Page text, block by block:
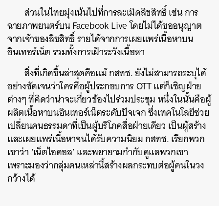
ส่วนในไทยมุ่งเน้นไปที่การละเมิดลิขสิทธิ์ เช่น การ
ฉายภาพยนตร์บน Facebook Live โดยไม่ได้ขออนุญาต
จากเจ้าของลิขสิทธิ์ รายได้จากการเผยแพร่เนื้อหาบน
อินเทอร์เน็ต รวมทั้งการเฝ้าระวังเนื้อหา
สิ่งที่เกิดขึ้นล่าสุดคือแม้ กสทช. ยังไม่สามารถระบุได้
อย่างชัดเจนว่าใครคือผู้ประกอบการ OTT แต่ก็เชิญฝ่าย
ต่างๆ ที่คิดว่าน่าจะเกี่ยวข้องไปร่วมประชุม หนึ่งในนั้นคือผู้
ผลิตเนื้อหาบนอินเทอร์เน็ตระดับปัจเจก ซึ่งเทคโนโลยีช่วย
เปลี่ยนคนธรรมดาที่เป็นผู้บริโภคสื่อฝ่ายเดียว เป็นผู้สร้าง
และเผยแพร่เนื้อหาจนได้รับความนิยม กสทช. เรียกพวก
เขาว่า ‘เน็ตไอดอล’ และพยายามกำกับดูแลพวกเขา
เพราะมองว่ากลุ่มคนเหล่านี้สร้างผลกระทบต่อผู้คนในวง
กว้างได้